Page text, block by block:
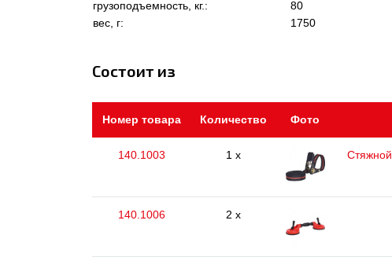
грузоподъемность, кг.:
80
вес, г:
1750
Состоит из
Номер товара Количество Фото
140.1003 1 x
140.1006 2 x